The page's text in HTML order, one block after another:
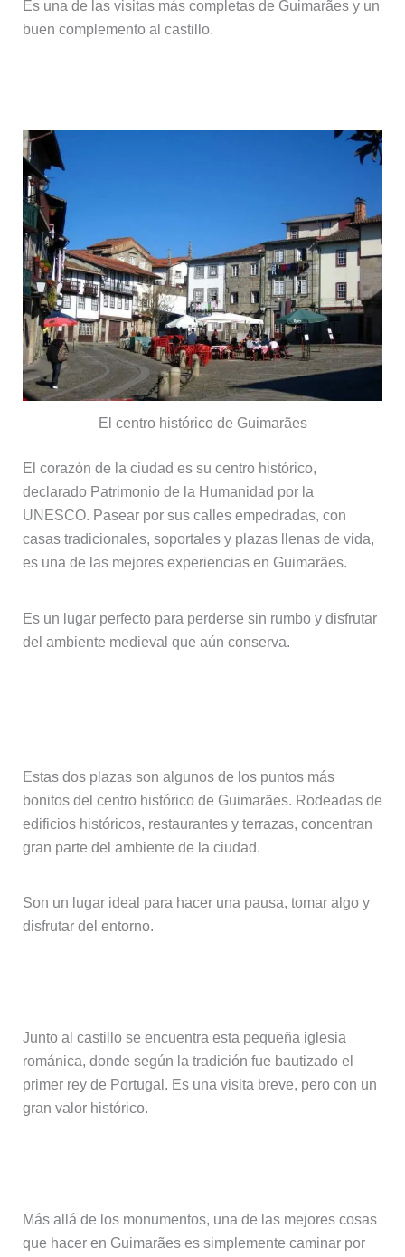
Es una de las visitas más completas de Guimarães y un
buen complemento al castillo.
El centro histórico de Guimarães
El corazón de la ciudad es su centro histórico,
declarado Patrimonio de la Humanidad por la
UNESCO. Pasear por sus calles empedradas, con
casas tradicionales, soportales y plazas llenas de vida,
es una de las mejores experiencias en Guimarães.
Es un lugar perfecto para perderse sin rumbo y disfrutar
del ambiente medieval que aún conserva.
Estas dos plazas son algunos de los puntos más
bonitos del centro histórico de Guimarães. Rodeadas de
edificios históricos, restaurantes y terrazas, concentran
gran parte del ambiente de la ciudad.
Son un lugar ideal para hacer una pausa, tomar algo y
disfrutar del entorno.
Junto al castillo se encuentra esta pequeña iglesia
románica, donde según la tradición fue bautizado el
primer rey de Portugal. Es una visita breve, pero con un
gran valor histórico.
Más allá de los monumentos, una de las mejores cosas
que hacer en Guimarães es simplemente caminar por